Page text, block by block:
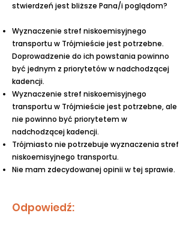
stwierdzeń jest bliższe Pana/i poglądom?
Wyznaczenie stref niskoemisyjnego
transportu w Trójmieście jest potrzebne.
Doprowadzenie do ich powstania powinno
być jednym z priorytetów w nadchodzącej
kadencji.
Wyznaczenie stref niskoemisyjnego
transportu w Trójmieście jest potrzebne, ale
nie powinno być priorytetem w
nadchodzącej kadencji.
Trójmiasto nie potrzebuje wyznaczenia stref
niskoemisyjnego transportu.
Nie mam zdecydowanej opinii w tej sprawie.
Odpowiedź: